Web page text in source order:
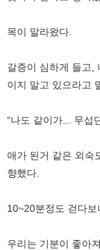
목이 말라왔다.
갈증이 심하게 들고,
이지 말고 있으라고
“나도 같이가... 무섭
애가 된거 같은 외숙
향했다.
10~20분정도 걷다
우리는 기분이 좋아